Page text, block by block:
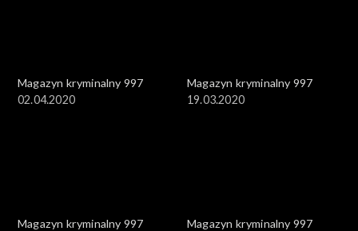
Magazyn kryminalny 997
02.04.2020
Magazyn kryminalny 997
19.03.2020
Magazyn kryminalny 997
Magazyn kryminalny 997